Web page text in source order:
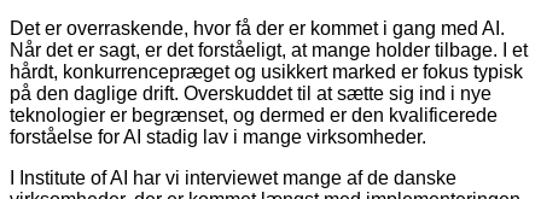
Det er overraskende, hvor få der er kommet i gang med AI.
Når det er sagt, er det forståeligt, at mange holder tilbage. I et
hårdt, konkurrence­præget og usikkert marked er fokus typisk
på den daglige drift. Overskuddet til at sætte sig ind i nye
teknolo­gier er begrænset, og dermed er den kvalificerede
forståelse for AI stadig lav i mange virksomheder.
I Institute of AI har vi interviewet mange af de danske